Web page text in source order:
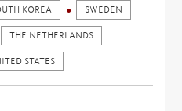
KOREA SWEDEN
THE NETHERLANDS
STATES